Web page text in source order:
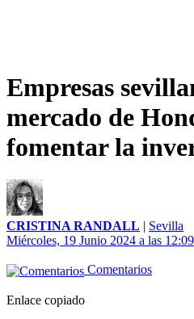
Empresas
mercado de
fomentar la
CRISTINA RANDALL | Sevilla
Miércoles, 19 Junio 2024 a las
Comentarios
Enlace copiado